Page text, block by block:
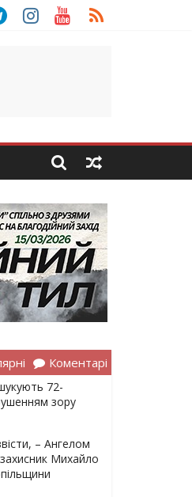
Коментарі
72-
зору
– Ангелом
Михайло